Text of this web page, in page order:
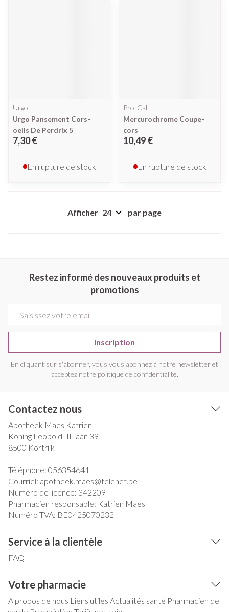
Urgo
Urgo Pansement Cors-
oeils De Perdrix 5
7,30 €
En rupture de stock
Pro-Cal
Mercurochrome Coupe-
cors
10,49 €
En rupture de stock
Afficher par page
Restez informé des nouveaux produits et
promotions
Inscription
En cliquant sur s'abonner, vous vous abonnez à notre newsletter et
acceptez notre politique de confidentialité.
Contactez nous
Apotheek Maes Katrien
Koning Leopold III-laan 39
8500 Kortrijk
Téléphone: 056354641
Courriel: apotheek.maes@telenet.be
Numéro de licence: 342209
Pharmacien responsable: Katrien Maes
Numéro TVA: BE0425070232
Service à la clientèle
FAQ
Votre pharmacie
A propos de nous Liens utiles Actualités santé Pharmacien de